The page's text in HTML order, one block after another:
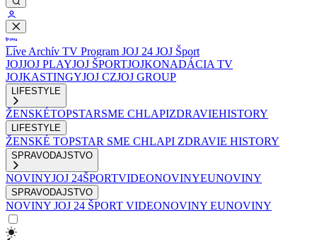
Live Archív TV Program JOJ 24 JOJ Šport
JOJJOJ PLAYJOJ ŠPORTJOJKONADÁCIA TV
JOJKASTINGYJOJ CZJOJ GROUP
LIFESTYLE
ŽENSKÉTOPSTARSME CHLAPIZDRAVIEHISTORY
LIFESTYLE
ŽENSKÉ TOPSTAR SME CHLAPI ZDRAVIE HISTORY
SPRAVODAJSTVO
NOVINYJOJ 24ŠPORTVIDEONOVINYEUNOVINY
SPRAVODAJSTVO
NOVINY JOJ 24 ŠPORT VIDEONOVINY EUNOVINY